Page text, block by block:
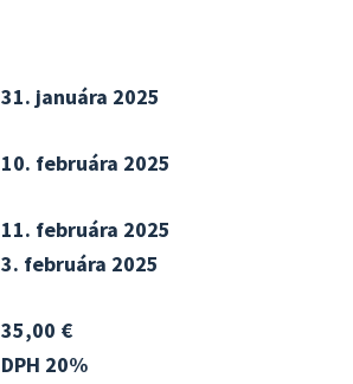
31. januára 2025
10. februára 2025
11. februára 2025
3. februára 2025
35,00 €
DPH 20%